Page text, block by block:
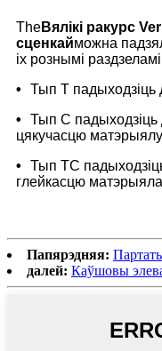
TheВялікі ракурс Ver
сценкайможна
іх рознымі
•
Тып T падыходзіць
•
Тып C
цякучасцю
•
Тып TC
глейкасцю
Папярэдняя:
далей: Каўшовы